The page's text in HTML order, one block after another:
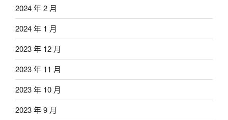
2024 年 2 月
2024 年 1 月
2023 年 12 月
2023 年 11 月
2023 年 10 月
2023 年 9 月